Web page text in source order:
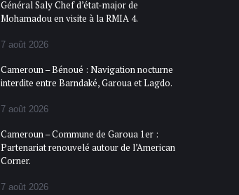
Général Saly Chef d’état-major de
Mohamadou en visite à la RMIA 4.
7 août 2026
Cameroun – Bénoué : Navigation nocturne
interdite entre Barndaké, Garoua et Lagdo.
7 août 2026
Cameroun – Commune de Garoua 1er :
Partenariat renouvelé autour de l’American
Corner.
7 août 2026